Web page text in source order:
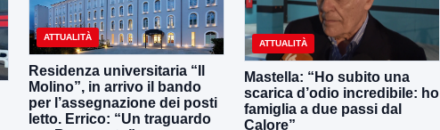
ATTUALITÀ
Residenza universitaria “Il
Molino”, in arrivo il bando
per l’assegnazione dei posti
letto. Errico: “Un traguardo
ATTUALITÀ
Mastella: “Ho subito una
scarica d’odio incredibile: ho
famiglia a due passi dal
Calore”